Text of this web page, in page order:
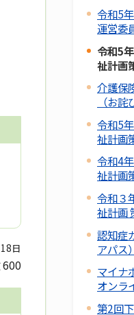
日
600
令和5
運営委
令和5
祉計画
介護保
（お詫
令和5
祉計画
令和4
祉計画
令和３
祉計画
認知症
アパス
マイナ
オンラ
第2回